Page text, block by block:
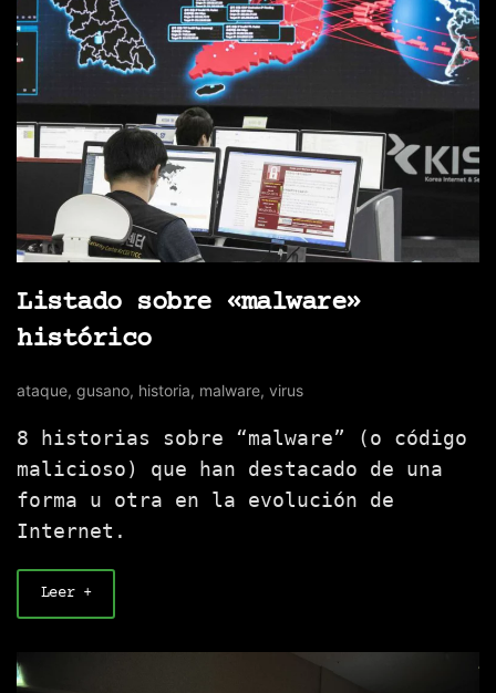
Listado sobre «malware»
histórico
ataque, gusano, historia, malware, virus
8 historias sobre “malware” (o código
malicioso) que han destacado de una
forma u otra en la evolución de
Internet.
Leer +